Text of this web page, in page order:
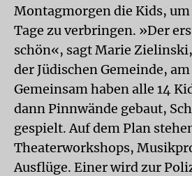
Montagmorgen die Kids,
Tage zu verbringen. »Der
schön«, sagt Marie
der Jüdischen Gemeinde,
Gemeinsam haben alle 14
dann Pinnwände gebaut,
gespielt. Auf dem Plan
Theaterworkshops,
Ausflüge. Einer wird zur